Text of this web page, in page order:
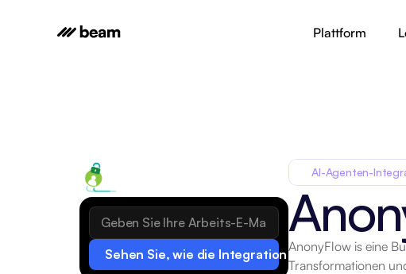
Sehen Sie, wie die Integration funktioniert
AI-Agenten-
AnonyFlow is eine
Transformationen
Plattform